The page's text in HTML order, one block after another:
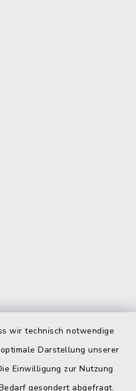
wir technisch notwendige
Darstellung unserer
Einwilligung zur Nutzung
gesondert abgefragt.